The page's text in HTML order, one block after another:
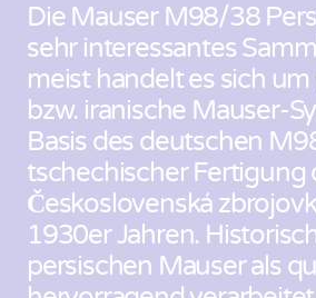
Die Mauser M98/38
sehr interessantes
meist handelt es sich
bzw. iranische Mauser-
Basis des deutschen
tschechischer Fertigung
Československá
1930er Jahren.
persischen Mauser als